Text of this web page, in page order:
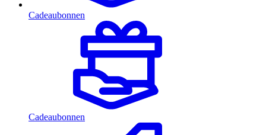
Cadeaubonnen
Cadeaubonnen